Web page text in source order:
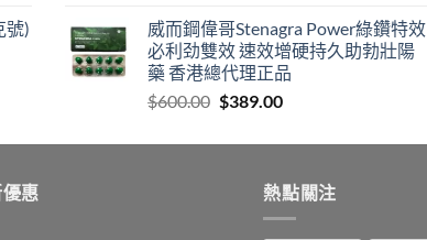
號)
$399.00
through
威而鋼偉哥Stenagra Power綠鑽特效
必利劲雙效 速效增硬持久助勃壯陽
藥 香港總代理正品
$600.00 Original
was:
$389.00Current
is:
惠 熱點關注